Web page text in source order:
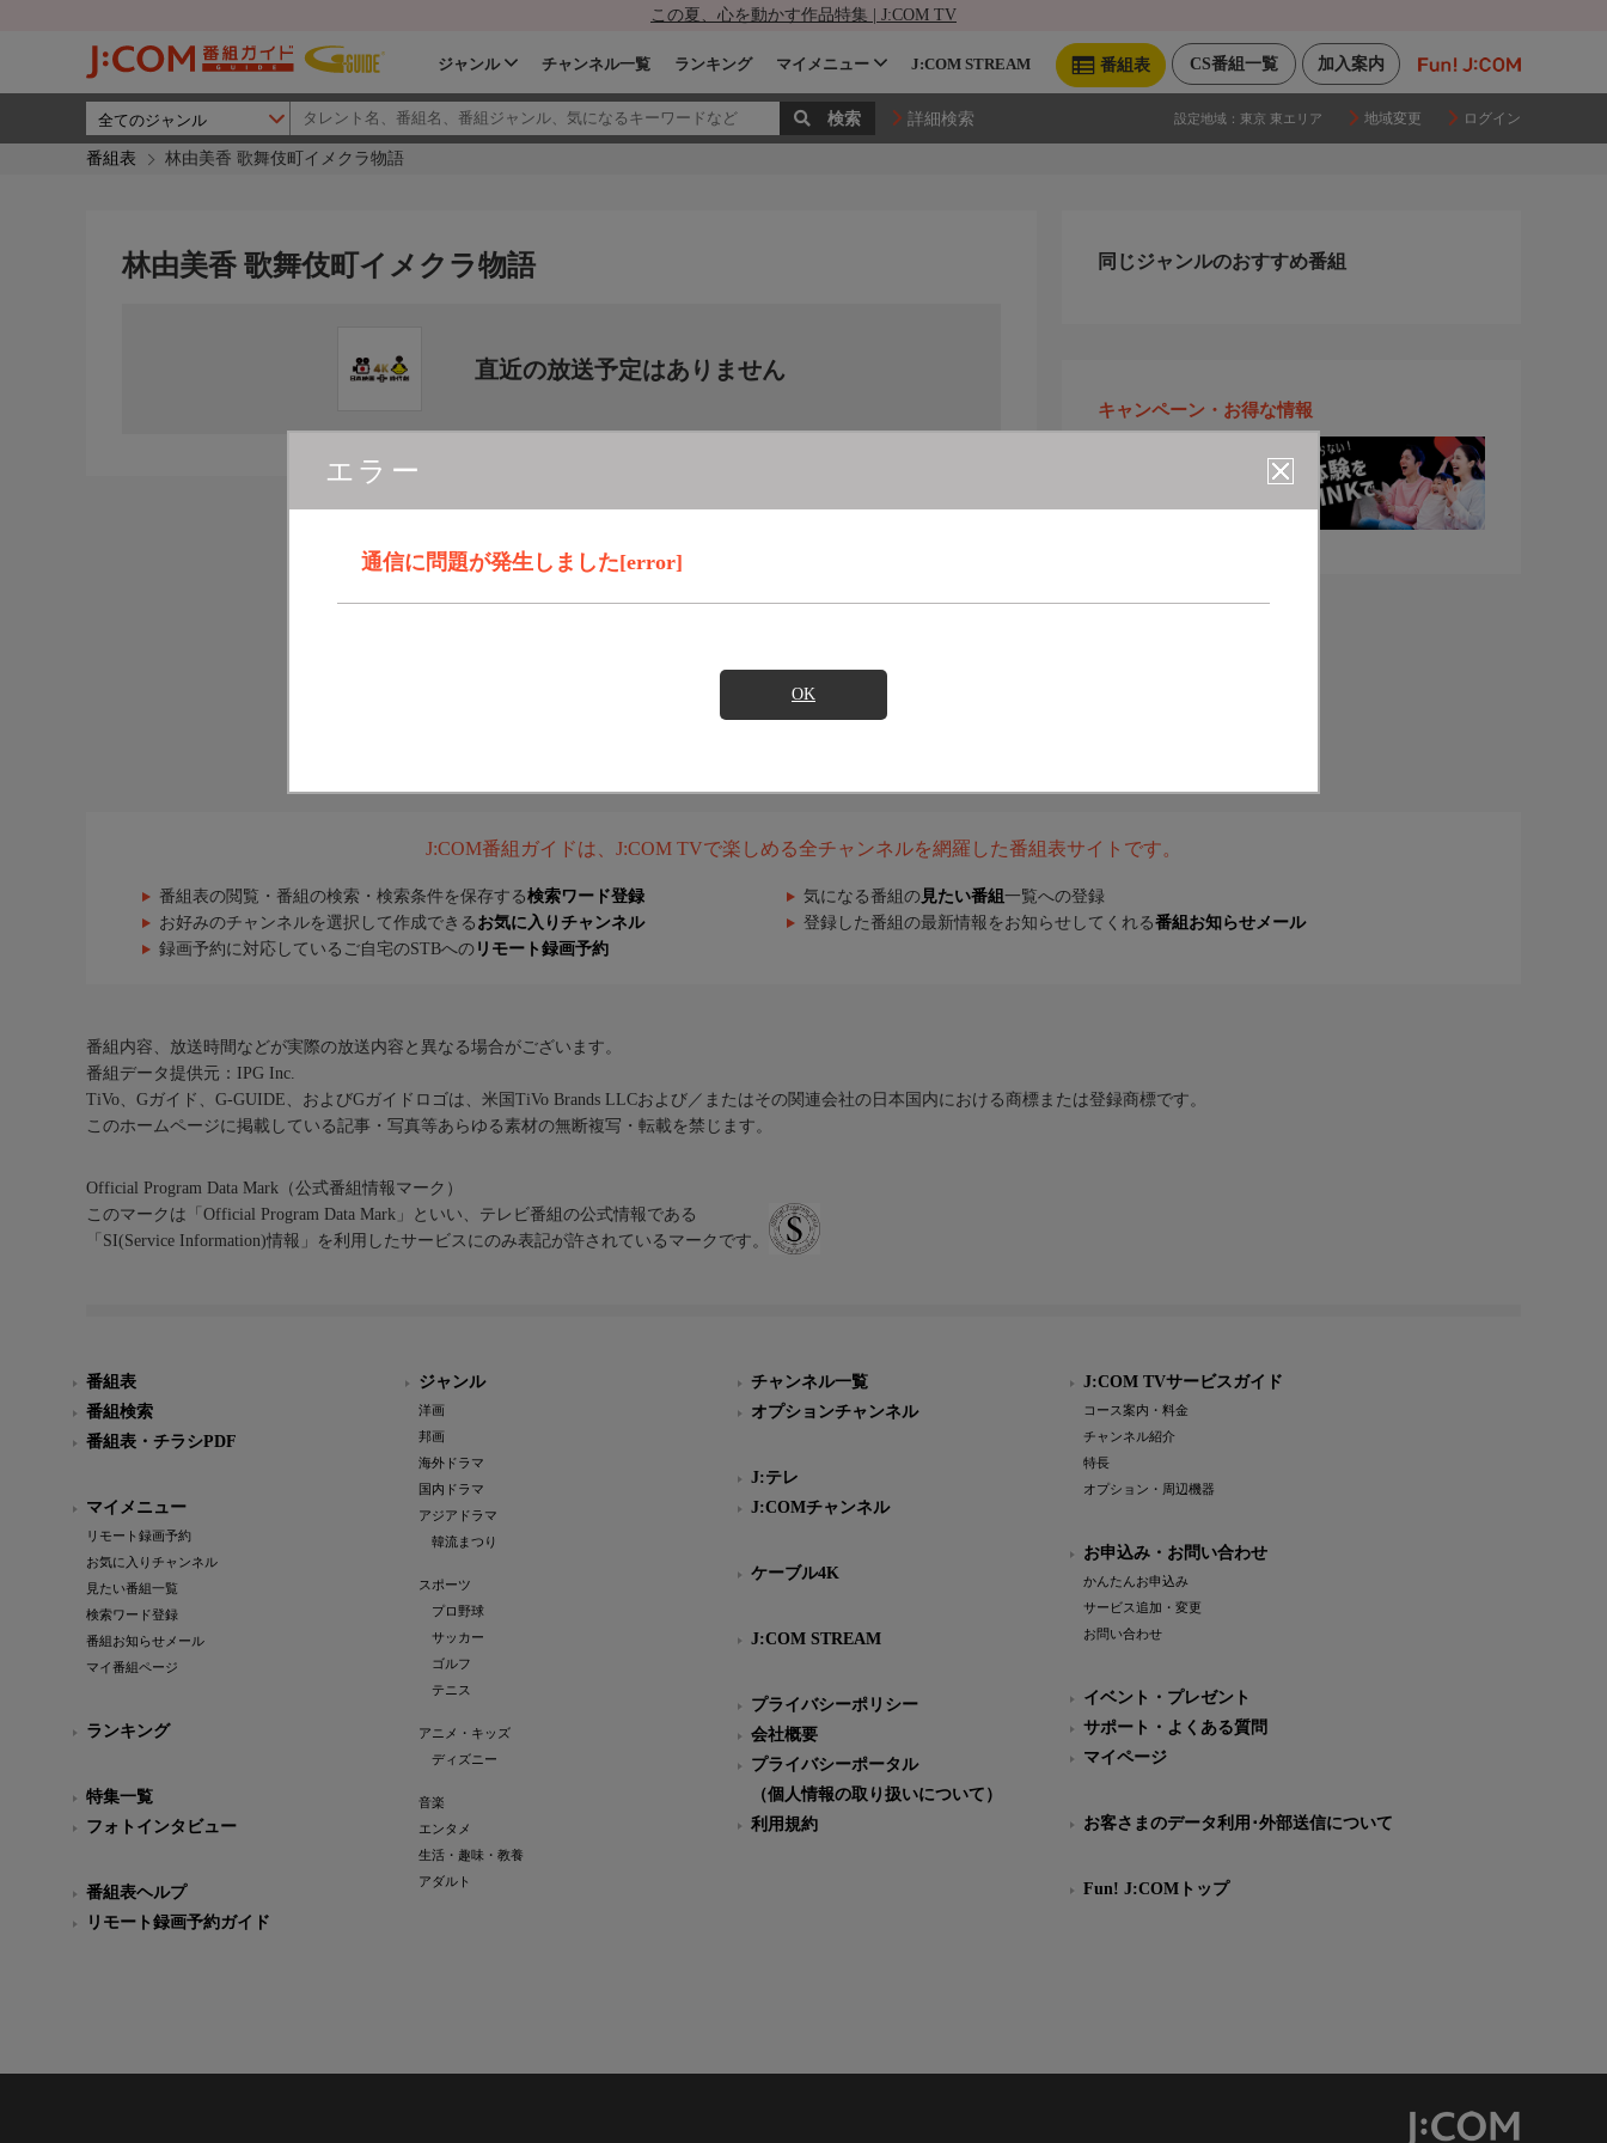
この夏、心を動かす作品特集 | J:COM TV
加入案内
CS番組一覧
番組表
ジャンル チャンネル一覧 ランキング マイメニュー J:COM STREAM
詳細検索 設定地域： 東京 東エリア 地域変更 ログイン
番組表 林由美香 歌舞伎町イメクラ物語
エラー
通信に問題が発生しました[error]
OK
林由美香 歌舞伎町イメクラ物語
直近の放送予定はありません
同じジャンルのおすすめ番組
キャンペーン・お得な情報
J:COM番組ガイドは、J:COM TVで楽しめる全チャンネルを網羅した番組表サイトです。
番組表の閲覧・番組の検索・検索条件を保存する検索ワード登録 気になる番組の 見たい番組 一覧への登録
お好みのチャンネルを選択して作成できる お気に入りチャンネル 登録した番組の最新情報をお知らせしてくれる番組お知らせメール
録画予約に対応しているご自宅のSTBへの リモート録画予約
番組内容、放送時間などが実際の放送内容と異なる場合がございます。
番組データ提供元：IPG Inc.
TiVo、Gガイド、G-GUIDE、およびGガイドロゴは、米国TiVo Brands LLCおよび／またはその関連会社の日本国内における商標または登録商標です。
このホームページに掲載している記事・写真等あらゆる素材の無断複写・転載を禁じます。
Official Program Data Mark（公式番組情報マーク）
このマークは「Official Program Data Mark」といい、テレビ番組の公式情報である
「SI(Service Information)情報」を利用したサービスにのみ表記が許されているマークです。
番組表
番組検索
番組表・チラシPDF
マイメニュー
リモート録画予約
お気に入りチャンネル
見たい番組一覧
検索ワード登録
番組お知らせメール
マイ番組ページ
ランキング
特集一覧
フォトインタビュー
番組表ヘルプ
リモート録画予約ガイド
ジャンル
洋画
邦画
海外ドラマ
国内ドラマ
アジアドラマ
韓流まつり
スポーツ
プロ野球
サッカー
ゴルフ
テニス
アニメ・キッズ
ディズニー
音楽
エンタメ
生活・趣味・教養
アダルト
チャンネル一覧
オプションチャンネル
J:テレ
J:COMチャンネル
ケーブル4K
J:COM STREAM
プライバシーポリシー
会社概要
プライバシーポータル
（個人情報の取り扱いについて）
利用規約
J:COM TVサービスガイド
コース案内・料金
チャンネル紹介
特長
オプション・周辺機器
お申込み・お問い合わせ
かんたんお申込み
サービス追加・変更
お問い合わせ
イベント・プレゼント
サポート・よくある質問
マイページ
お客さまのデータ利用･外部送信について
Fun! J:COMトップ